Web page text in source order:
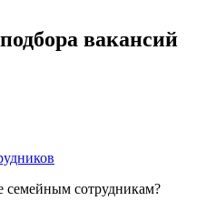
вакансий
семейным сотрудникам?